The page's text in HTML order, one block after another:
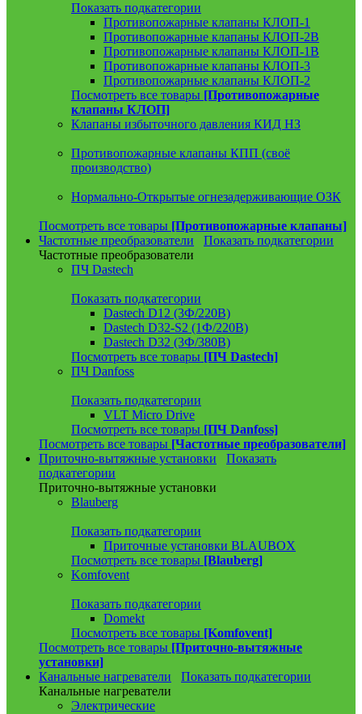
Показать подкатегории
Противопожарные клапаны КЛОП-1
Противопожарные клапаны КЛОП-2В
Противопожарные клапаны КЛОП-1В
Противопожарные клапаны КЛОП-3
Противопожарные клапаны КЛОП-2
Посмотреть все товары [Противопожарные
клапаны КЛОП]
Клапаны избыточного давления КИД НЗ
Противопожарные клапаны КПП (своё
производство)
Нормально-Открытые огнезадерживающие ОЗК
Посмотреть все товары [Противопожарные клапаны]
Частотные преобразователи
Показать подкатегории
Частотные преобразователи
ПЧ Dastech
Показать подкатегории
Dastech D12 (3Ф/220В)
Dastech D32-S2 (1Ф/220В)
Dastech D32 (3Ф/380В)
Посмотреть все товары [ПЧ Dastech]
ПЧ Danfoss
Показать подкатегории
VLT Micro Drive
Посмотреть все товары [ПЧ Danfoss]
Посмотреть все товары [Частотные преобразователи]
Приточно-вытяжные установки
Показать
подкатегории
Приточно-вытяжные установки
Blauberg
Показать подкатегории
Приточные установки BLAUBOX
Посмотреть все товары [Blauberg]
Komfovent
Показать подкатегории
Domekt
Посмотреть все товары [Komfovent]
Посмотреть все товары [Приточно-вытяжные
установки]
Канальные нагреватели
Показать подкатегории
Канальные нагреватели
Электрические